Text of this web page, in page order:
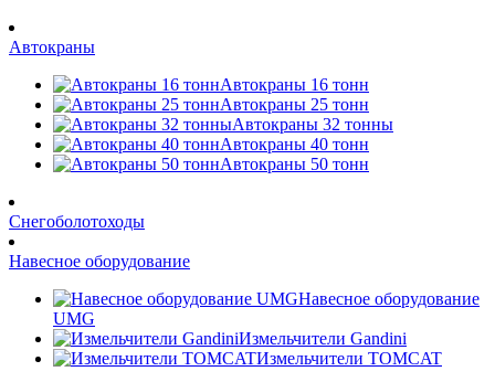
Автокраны
Автокраны 16 тонн
Автокраны 25 тонн
Автокраны 32 тонны
Автокраны 40 тонн
Автокраны 50 тонн
Снегоболотоходы
Навесное оборудование
Навесное оборудование
UMG
Измельчители Gandini
Измельчители TOMCAT